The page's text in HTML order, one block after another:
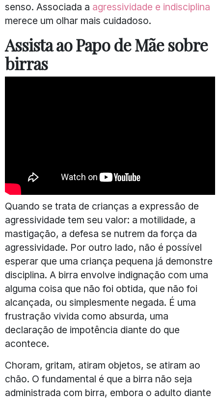
senso. Associada a agressividade e indisciplina
merece um olhar mais cuidadoso.
Assista ao Papo de Mãe sobre
birras
Quando se trata de crianças a expressão de
agressividade tem seu valor: a motilidade, a
mastigação, a defesa se nutrem da força da
agressividade. Por outro lado, não é possível
esperar que uma criança pequena já demonstre
disciplina. A birra envolve indignação com uma
alguma coisa que não foi obtida, que não foi
alcançada, ou simplesmente negada. É uma
frustração vivida como absurda, uma
declaração de impotência diante do que
acontece.
Choram, gritam, atiram objetos, se atiram ao
chão. O fundamental é que a birra não seja
administrada com birra, embora o adulto diante